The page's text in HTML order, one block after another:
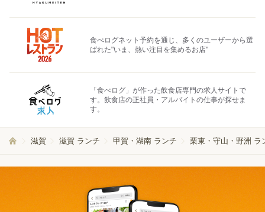
食べログネット予約を通じ、多くのユーザーから選
ばれた"いま、熱い注目を集めるお店"
「食べログ」が作った飲食店専門の求人サイトで
す。飲食店の正社員・アルバイトの仕事が探せま
す。
滋賀 滋賀 ランチ 甲賀・湖南 ランチ 栗東・守山・野洲 ラ